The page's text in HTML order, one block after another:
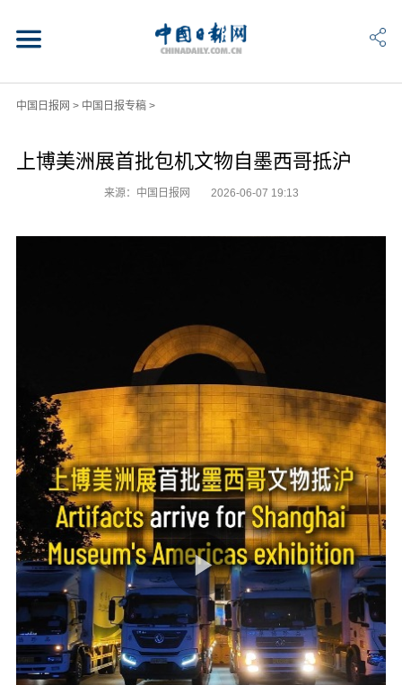
中国日报网 > 中国日报专稿>
上博美洲展首批包机文物自墨西哥抵沪
来源：中国日报网 2026-06-07 19:13